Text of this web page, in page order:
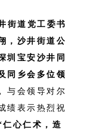
街道党工委书
，沙井街道公
圳宝安沙井同
同乡会多位领
与会领导对尔
绩表示热烈祝
心仁术，造